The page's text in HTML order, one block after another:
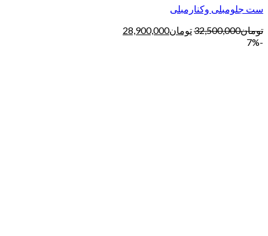
ست جلومبلی وکنارمبلی
تومان32,500,000تومان28,900,000
-7%